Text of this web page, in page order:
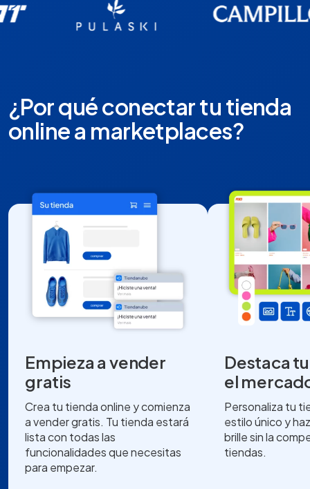
¿Por qué conectar tu tienda
online a marketplaces?
Empieza a vender
gratis
Crea tu tienda online y comienza
a vender gratis. Tu tienda estará
lista con todas las
funcionalidades que necesitas
para empezar.
Destaca
el
Personaliza tu
estilo único y
brille sin la
tiendas.